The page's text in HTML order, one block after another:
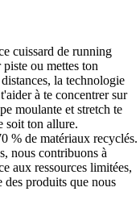
cuissard de running
ou mettes ton
la technologie
à te concentrer sur
moulante et stretch te
soit ton allure.
% de matériaux recyclés.
nous contribuons à
aux ressources limitées,
produits que nous